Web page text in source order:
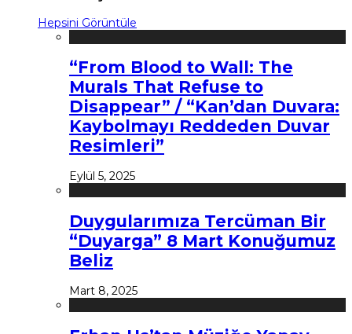
Hepsini Görüntüle
“From Blood to Wall: The
Murals That Refuse to
Disappear” / “Kan’dan Duvara:
Kaybolmayı Reddeden Duvar
Resimleri”
Eylül 5, 2025
Duygularımıza Tercüman Bir
“Duyarga” 8 Mart Konuğumuz
Beliz
Mart 8, 2025